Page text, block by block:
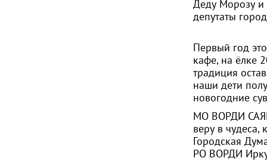
Деду Морозу и
депутаты
Первый год
кафе, на ёлке
традиция
наши дети
новогодние
МО ВОРДИ
веру в
Городская
РО ВОРДИ